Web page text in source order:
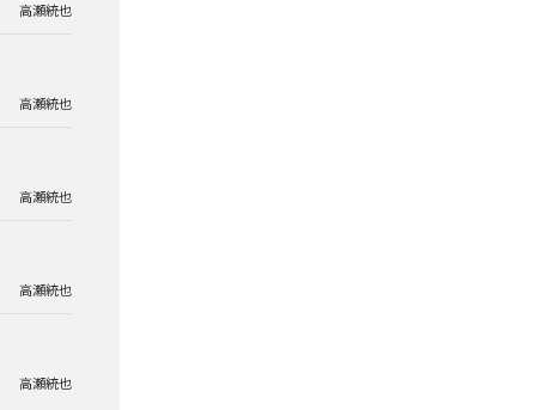
高瀬統也
高瀬統也
高瀬統也
高瀬統也
高瀬統也